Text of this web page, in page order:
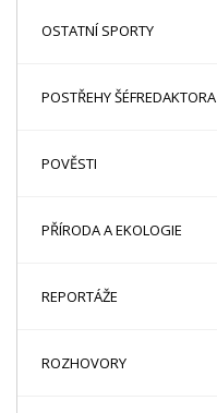
OSTATNÍ SPORTY
POSTŘEHY ŠÉFREDAKTORA
POVĚSTI
PŘÍRODA A EKOLOGIE
REPORTÁŽE
ROZHOVORY